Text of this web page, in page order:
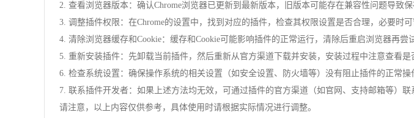
2. 查看浏览器版本：确认Chrome浏览器已更新到最新版本，旧版本可能存在兼容性问题导致保
3. 调整插件权限：在Chrome的设置中，找到对应的插件，检查其权限设置是否合理，必要时
4. 清除浏览器缓存和Cookie：缓存和Cookie可能影响插件的正常运行，清除后重启浏览器再尝
5. 重新安装插件：先卸载当前插件，然后重新从官方渠道下载并安装，安装过程中注意查看是
6. 检查系统设置：确保操作系统的相关设置（如安全设置、防火墙等）没有阻止插件的正常操
7. 联系插件开发者：如果上述方法均无效，可通过插件的官方渠道（如官网、支持邮箱等）联
请注意，以上内容仅供参考，具体使用时请根据实际情况进行调整。